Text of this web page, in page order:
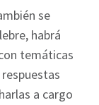
se
habrá
temáticas
a cargo